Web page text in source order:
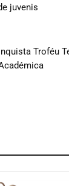
juvenis
Troféu